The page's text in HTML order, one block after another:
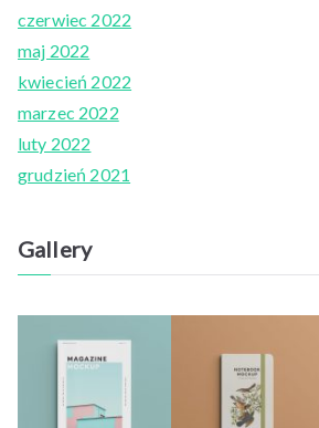
czerwiec 2022
maj 2022
kwiecień 2022
marzec 2022
luty 2022
grudzień 2021
Gallery